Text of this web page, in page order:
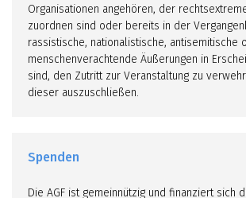
Organisationen angehören, der
zuordnen sind oder bereits in der
rassistische, nationalistische, antisemitische
menschenverachtende Äußerungen in
sind, den Zutritt zur Veranstaltung zu
dieser auszuschließen.
Spenden
Die AGF ist gemeinnützig und finanziert sich